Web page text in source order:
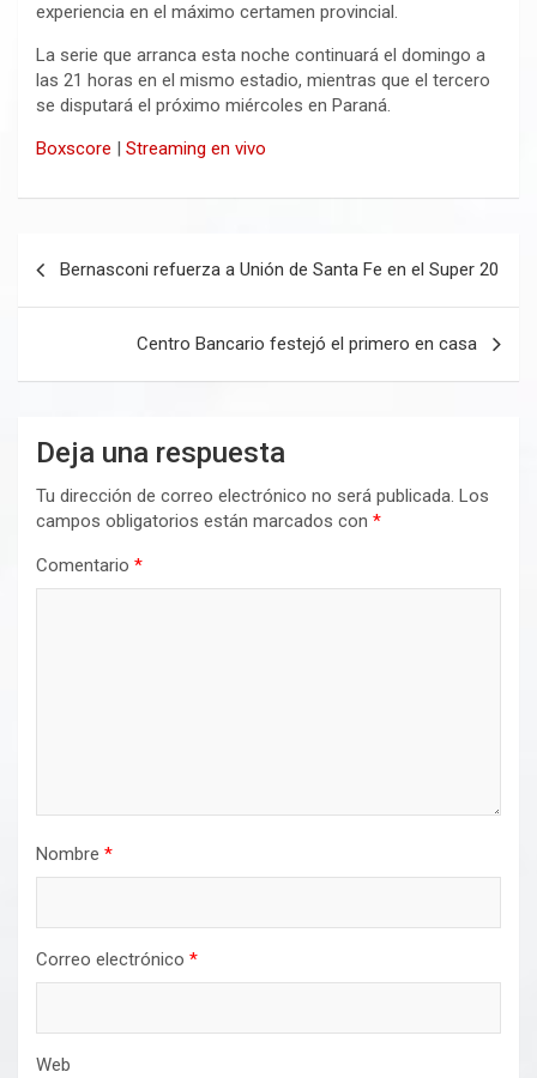
experiencia en el máximo certamen provincial.
La serie que arranca esta noche continuará el domingo a
las 21 horas en el mismo estadio, mientras que el tercero
se disputará el próximo miércoles en Paraná.
Boxscore | Streaming en vivo
Bernasconi refuerza a Unión de Santa Fe en el Super 20
Centro Bancario festejó el primero en casa
Deja una respuesta
Tu dirección de correo electrónico no será publicada. Los
campos obligatorios están marcados con *
Comentario *
Nombre *
Correo electrónico *
Web